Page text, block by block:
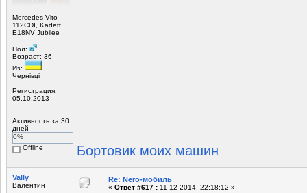
Mercedes Vito
112CDI, Kadett
E18NV Jubilee
Пол:
Возраст: 36
Из:
Чернівці
Регистрация:
05.10.2013
Активность за 30
дней
0%
Offline
Бортовик моих машин
Vally
Валентин
Re: Nero-мобиль
« Ответ #617 : 11-12-2014, 22:18:12 »